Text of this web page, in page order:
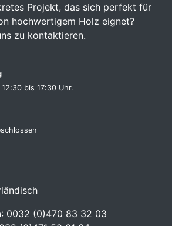
Projekt, das sich perfekt für
hochwertigem Holz eignet?
zu kontaktieren.
bis 17:30 Uhr.
: 0032 (0)470 83 32 03